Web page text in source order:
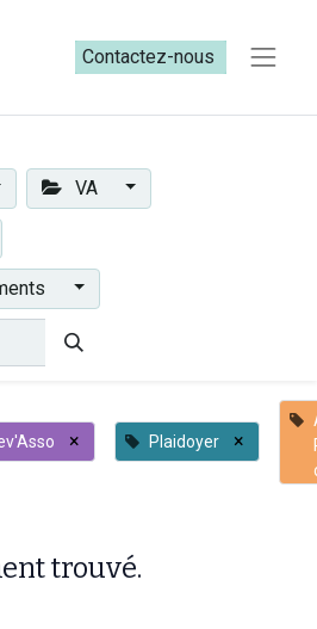
Contactez-nous​​
VA
× Plaidoyer ×
trouvé.